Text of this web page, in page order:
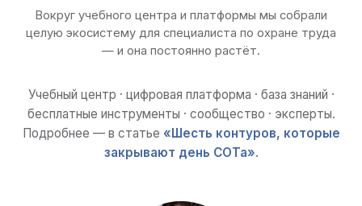
Вокруг учебного центра и платформы мы собрали
целую экосистему для специалиста по охране труда
— и она постоянно растёт.
Учебный центр · цифровая платформа · база знаний ·
бесплатные инструменты · сообщество · эксперты.
Подробнее — в статье «Шесть контуров, которые
закрывают день СОТа».